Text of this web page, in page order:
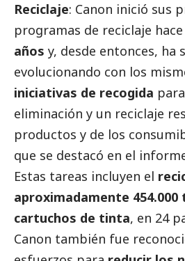
Reciclaje: Canon inició sus
programas de reciclaje hace
años y, desde entonces, ha
evolucionando con los
iniciativas de recogida
eliminación y un reciclaje
productos y de los
que se destacó en el
Estas tareas incluyen el
aproximadamente 454.000
cartuchos de tinta, en 24
Canon también fue